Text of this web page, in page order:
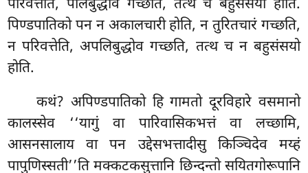
परिवत्तेति, पलिबुद्धोव गच्छति, तत्थ च बहुसंसयो होति.
पिण्डपातिको पन न अकालचारी होति, न तुरितचारं गच्छति,
न परिवत्तेति, अपलिबुद्धोव गच्छति, तत्थ च न बहुसंसयो
होति.
कथं? अपिण्डपातिको हि गामतो दूरविहारे वसमानो
कालस्सेव ‘‘यागुं वा पारिवासिकभत्तं वा लच्छामि,
आसनसालाय वा पन उद्देसभत्तादीसु किञ्चिदेव मय्हं
पापुणिस्सती’’ति मक्कटकसुत्तानि छिन्दन्तो सयितगोरूपानि